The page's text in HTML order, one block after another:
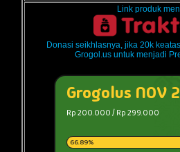
Link produk
Donasi seikhlasnya, jika 20k
Grogol.us untuk menjadi